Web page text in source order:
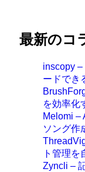
最新のコ
inscopy –
ードでき
を効率化
Melomi –
ソング作
ト管理
Zyncli –